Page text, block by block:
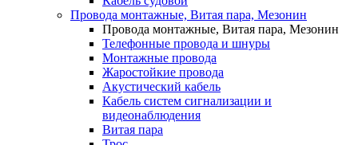
Провода монтажные, Витая пара, Мезонин
Провода монтажные, Витая пара, Мезонин
Телефонные провода и шнуры
Монтажные провода
Жаростойкие провода
Акустический кабель
Кабель систем сигнализации и
видеонаблюдения
Витая пара